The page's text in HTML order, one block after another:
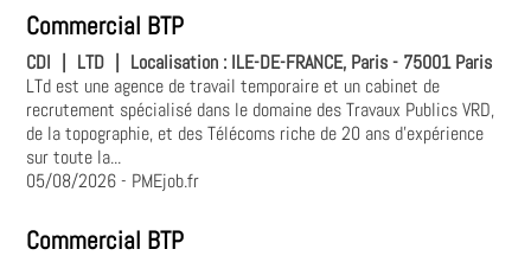
Commercial BTP
CDI | LTD | Localisation : ILE-DE-FRANCE, Paris - 75001 Paris
LTd est une agence de travail temporaire et un cabinet de
recrutement spécialisé dans le domaine des Travaux Publics VRD,
de la topographie, et des Télécoms riche de 20 ans d'expérience
sur toute la...
05/08/2026- PMEjob.fr
Commercial BTP